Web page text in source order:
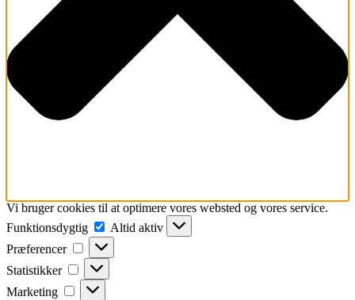
Vi bruger cookies til at optimere vores websted og vores service.
Funktionsdygtig
Funktionsdygtig
Altid aktiv
Præferencer
Præferencer
Statistikker Statistikker
Marketing Marketing